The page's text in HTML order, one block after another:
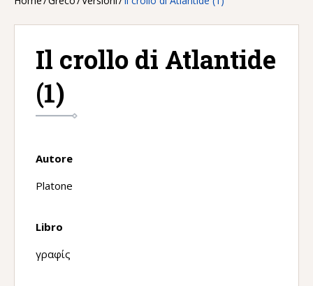
Il crollo di Atlantide
(1)
Autore
Platone
Libro
γραφίς